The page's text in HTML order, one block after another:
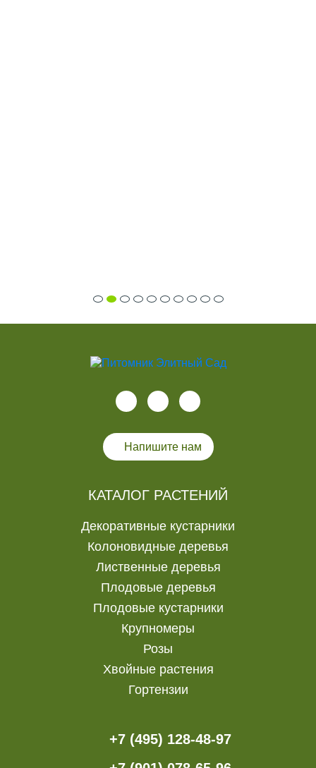
Напишите нам
КАТАЛОГ РАСТЕНИЙ
Декоративные кустарники
Колоновидные деревья
Лиственные деревья
Плодовые деревья
Плодовые кустарники
Крупномеры
Розы
Хвойные растения
Гортензии
+7 (495) 128-48-97